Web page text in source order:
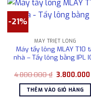
-21%
MÁY TRIỆT LÔNG
Máy tẩy lông MLAY T10
nhà – Tẩy lông bằng IPL
4.800.000₫ Giá
là:
4.800.000 ₫.
THÊM VÀO GIỎ HÀNG